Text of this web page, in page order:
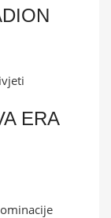
ERA